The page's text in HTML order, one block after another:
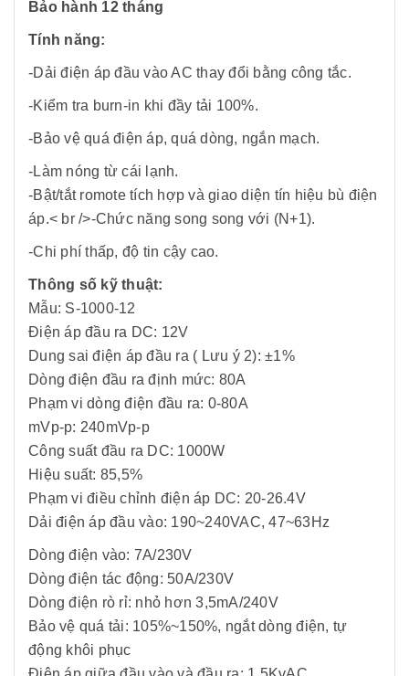
Bảo hành 12 tháng
Tính năng:
-Dải điện áp đầu vào AC thay đổi bằng công tắc.
-Kiểm tra burn-in khi đầy tải 100%.
-Bảo vệ quá điện áp, quá dòng, ngắn mạch.
-Làm nóng từ cái lạnh.
-Bật/tắt romote tích hợp và giao diện tín hiệu bù điện
áp.< br />-Chức năng song song với (N+1).
-Chi phí thấp, độ tin cậy cao.
Thông số kỹ thuật:
Mẫu: S-1000-12
Điện áp đầu ra DC: 12V
Dung sai điện áp đầu ra ( Lưu ý 2): ±1%
Dòng điện đầu ra định mức: 80A
Phạm vi dòng điện đầu ra: 0-80A
mVp-p: 240mVp-p
Công suất đầu ra DC: 1000W
Hiệu suất: 85,5%
Phạm vi điều chỉnh điện áp DC: 20-26.4V
Dải điện áp đầu vào: 190~240VAC, 47~63Hz
Dòng điện vào: 7A/230V
Dòng điện tác động: 50A/230V
Dòng điện rò rỉ: nhỏ hơn 3,5mA/240V
Bảo vệ quá tải: 105%~150%, ngắt dòng điện, tự
động khôi phục